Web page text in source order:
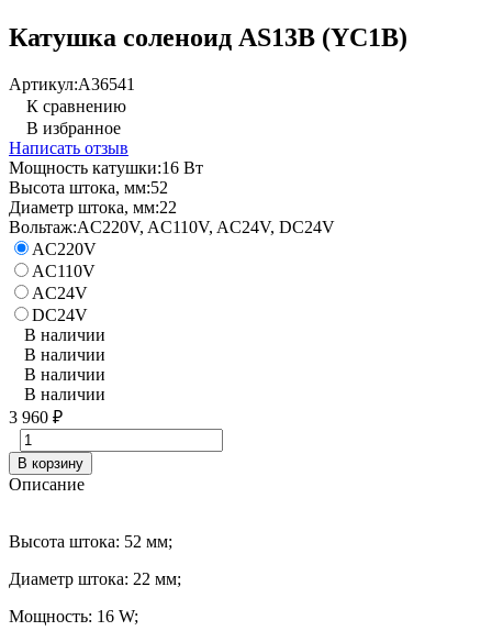
Катушка соленоид AS13B (YC1B)
Артикул:A36541
К сравнению
В избранное
Написать отзыв
Мощность катушки:16 Вт
Высота штока, мм:52
Диаметр штока, мм:22
Вольтаж:AC220V, AC110V, AC24V, DC24V
AC220V
AC110V
AC24V
DC24V
В наличии
В наличии
В наличии
В наличии
3 960 ₽
В корзину
Описание
Высота штока: 52 мм;
Диаметр штока: 22 мм;
Мощность: 16 W;